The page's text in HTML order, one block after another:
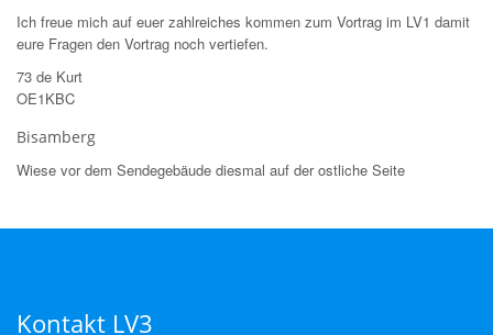
Ich freue mich auf euer zahlreiches kommen zum Vortrag im LV1 damit
eure Fragen den Vortrag noch vertiefen.
73 de Kurt
OE1KBC
Bisamberg
Wiese vor dem Sendegebäude diesmal auf der ostliche Seite
Kontakt LV3